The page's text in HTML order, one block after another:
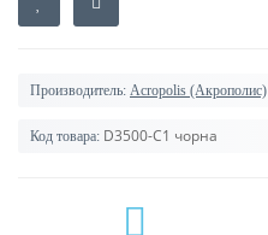
Производитель: Acropolis (Акрополис)
Код товара: D3500-C1 чорна